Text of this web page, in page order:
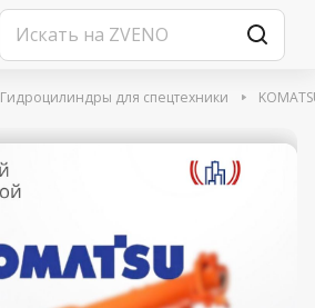
Гидроцилиндры для спецтехники